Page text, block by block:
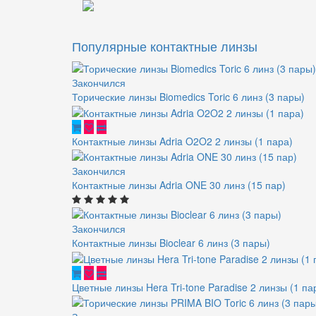
Популярные контактные линзы
Закончился
Торические линзы Biomedics Toric 6 линз (3 пары)
Контактные линзы Adria O2O2 2 линзы (1 пара)
Закончился
Контактные линзы Adria ONE 30 линз (15 пар)
Закончился
Контактные линзы Bioclear 6 линз (3 пары)
Цветные линзы Hera Tri-tone Paradise 2 линзы (1